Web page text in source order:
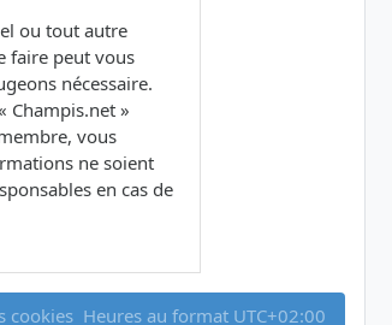
ou tout autre
faire peut vous
nécessaire.
Champis.net »
vous
ne soient
en cas de
cookies Heures au format UTC+02:00